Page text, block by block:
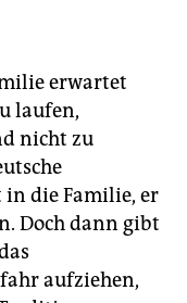
erwartet
laufen,
nicht zu
die Familie, er
Doch dann gibt
aufziehen,